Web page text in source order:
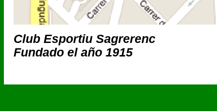
Club Esportiu Sagrerenc
Fundado el año 1915